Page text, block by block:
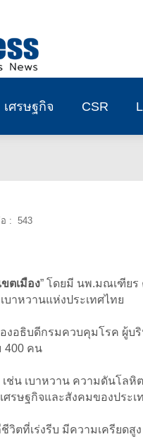
เศรษฐกิจ CSR
: 543
ตเมือง” โดยมี นพ.มณเฑีย
าหวานแห่งประเทศไทย
งอธิบดีกรมควบคุมโรค ผู้
400 คน
เบาหวาน ความดันโลหิต
รษฐกิจและสังคมของประเ
ตที่เร่งรีบ มีความเครียด